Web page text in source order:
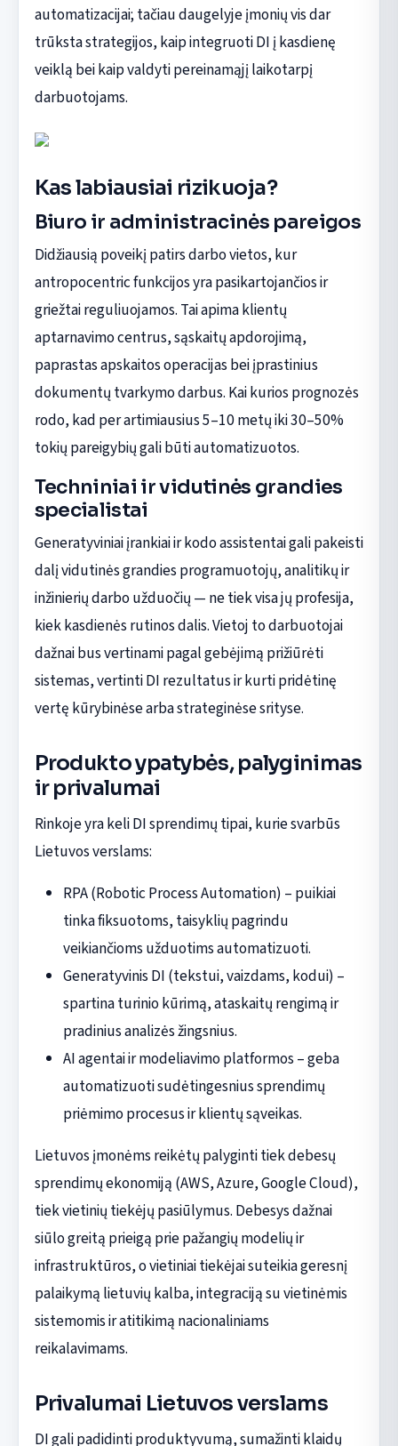
automatizacijai; tačiau daugelyje įmonių vis dar
trūksta strategijos, kaip integruoti DI į kasdienę
veiklą bei kaip valdyti pereinamąjį laikotarpį
darbuotojams.
Kas labiausiai rizikuoja?
Biuro ir administracinės pareigos
Didžiausią poveikį patirs darbo vietos, kur
antropocentric funkcijos yra pasikartojančios ir
griežtai reguliuojamos. Tai apima klientų
aptarnavimo centrus, sąskaitų apdorojimą,
paprastas apskaitos operacijas bei įprastinius
dokumentų tvarkymo darbus. Kai kurios prognozės
rodo, kad per artimiausius 5–10 metų iki 30–50%
tokių pareigybių gali būti automatizuotos.
Techniniai ir vidutinės grandies
specialistai
Generatyviniai įrankiai ir kodo assistentai gali pakeisti
dalį vidutinės grandies programuotojų, analitikų ir
inžinierių darbo užduočių — ne tiek visa jų profesija,
kiek kasdienės rutinos dalis. Vietoj to darbuotojai
dažnai bus vertinami pagal gebėjimą prižiūrėti
sistemas, vertinti DI rezultatus ir kurti pridėtinę
vertę kūrybinėse arba strateginėse srityse.
Produkto ypatybės, palyginimas
ir privalumai
Rinkoje yra keli DI sprendimų tipai, kurie svarbūs
Lietuvos verslams:
RPA (Robotic Process Automation) – puikiai
tinka fiksuotoms, taisyklių pagrindu
veikiančioms užduotims automatizuoti.
Generatyvinis DI (tekstui, vaizdams, kodui) –
spartina turinio kūrimą, ataskaitų rengimą ir
pradinius analizės žingsnius.
AI agentai ir modeliavimo platformos – geba
automatizuoti sudėtingesnius sprendimų
priėmimo procesus ir klientų sąveikas.
Lietuvos įmonėms reikėtų palyginti tiek debesų
sprendimų ekonomiją (AWS, Azure, Google Cloud),
tiek vietinių tiekėjų pasiūlymus. Debesys dažnai
siūlo greitą prieigą prie pažangių modelių ir
infrastruktūros, o vietiniai tiekėjai suteikia geresnį
palaikymą lietuvių kalba, integraciją su vietinėmis
sistemomis ir atitikimą nacionaliniams
reikalavimams.
Privalumai Lietuvos verslams
DI gali padidinti produktyvumą, sumažinti klaidų